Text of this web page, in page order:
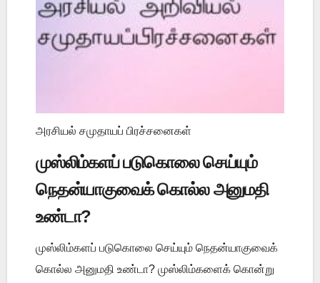
அரசியல் சமுதாயப் பிரச்சனைகள்
முஸ்லிம்களப் படுகொலை செய்யும்
நெதன்யாகுவைக் கொல்ல அனுமதி
உண்டா?
முஸ்லிம்களப் படுகொலை செய்யும் நெதன்யாகுவைக்
கொல்ல அனுமதி உண்டா? முஸ்லிம்களைக் கொன்று